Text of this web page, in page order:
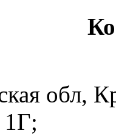
обл,
1Г;